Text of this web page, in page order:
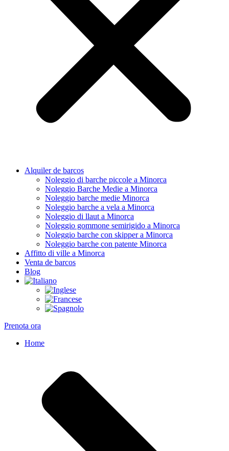
Alquiler de barcos
Noleggio di barche piccole a Minorca
Noleggio Barche Medie a Minorca
Noleggio barche medie Minorca
Noleggio barche a vela a Minorca
Noleggio di llaut a Minorca
Noleggio gommone semirigido a Minorca
Noleggio barche con skipper a Minorca
Noleggio barche con patente Minorca
Affitto di ville a Minorca
Venta de barcos
Blog
Prenota ora
Home